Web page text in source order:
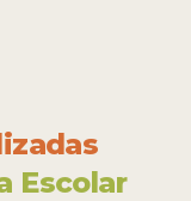
Escolar